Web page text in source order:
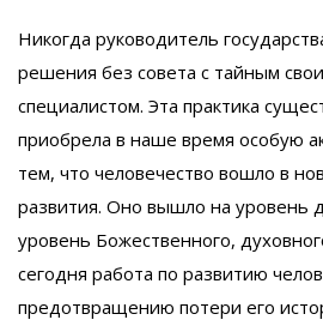
Никогда руководитель
решения без совета с тайным
специалистом. Эта практика
приобрела в наше время особую
тем, что человечество вошло в
развития. Оно вышло на уровень
уровень Божественного,
сегодня работа по развитию
предотвращению потери его